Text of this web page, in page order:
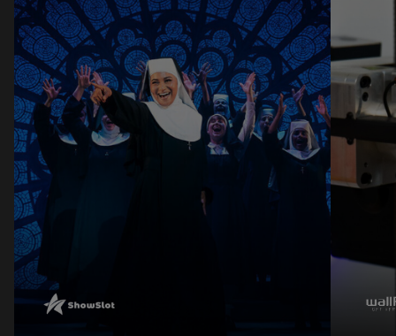
ShowSlot